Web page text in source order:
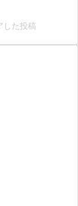
た投稿